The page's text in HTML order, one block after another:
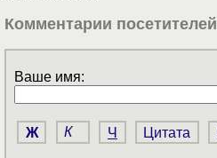
Комментарии посетителей
Ваше имя:
Ж К Ч Цитата